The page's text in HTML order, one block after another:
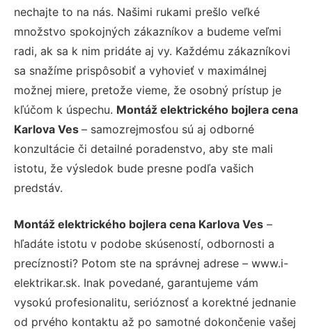
nechajte to na nás. Našimi rukami prešlo veľké
množstvo spokojných zákazníkov a budeme veľmi
radi, ak sa k nim pridáte aj vy. Každému zákazníkovi
sa snažíme prispôsobiť a vyhovieť v maximálnej
možnej miere, pretože vieme, že osobný prístup je
kľúčom k úspechu. Montáž elektrického bojlera cena
Karlova Ves – samozrejmosťou sú aj odborné
konzultácie či detailné poradenstvo, aby ste mali
istotu, že výsledok bude presne podľa vašich
predstáv.
Montáž elektrického bojlera cena Karlova Ves –
hľadáte istotu v podobe skúseností, odbornosti a
precíznosti? Potom ste na správnej adrese – www.i-
elektrikar.sk. Inak povedané, garantujeme vám
vysokú profesionalitu, serióznosť a korektné jednanie
od prvého kontaktu až po samotné dokončenie vašej